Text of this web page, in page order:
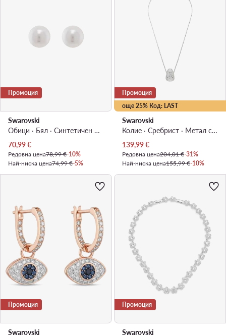
Промоция
Swarovski
Обици · Бял · Cинтетичен материал, Метал с родиево покритие
Актуална цена
70,99€
Редовна цена78,99 €-10%
Най-ниска цена74,99 €-5%
още 25% Код: LAST
Промоция
Swarovski
Колие · Сребрист · Метал с родиево покритие
Актуална цена
139,99€
Редовна цена204,01 €-31%
Най-ниска цена155,99 €-10%
Промоция
Swarovski
Промоция
Swarovski